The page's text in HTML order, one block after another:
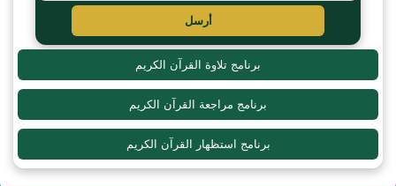
أرسل
برنامج تلاوة القرآن الكريم
برنامج مراجعة القرآن الكريم
برنامج استظهار القرآن الكريم